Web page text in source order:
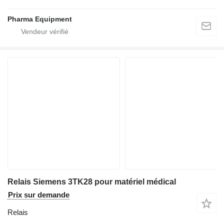
Pharma Equipment
Relais Siemens 3TK28 pour matériel médical
Prix sur demande
Relais